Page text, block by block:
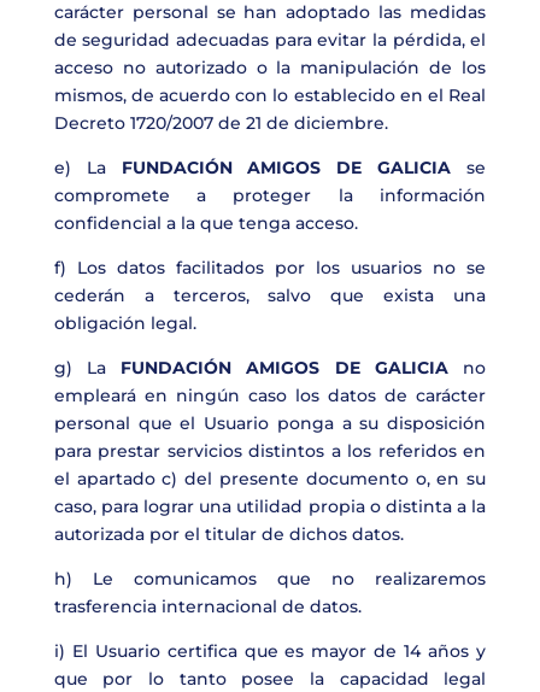
carácter personal se han adoptado las medidas
de seguridad adecuadas para evitar la pérdida, el
acceso no autorizado o la manipulación de los
mismos, de acuerdo con lo establecido en el Real
Decreto 1720/2007 de 21 de diciembre.
e) La FUNDACIÓN AMIGOS DE GALICIAse
compromete a proteger la información
confidencial a la que tenga acceso.
f) Los datos facilitados por los usuarios no se
cederán a terceros, salvo que exista una
obligación legal.
g) La FUNDACIÓN AMIGOS DE GALICIA no
empleará en ningún caso los datos de carácter
personal que el Usuario ponga a su disposición
para prestar servicios distintos a los referidos en
el apartado c) del presente documento o, en su
caso, para lograr una utilidad propia o distinta a la
autorizada por el titular de dichos datos.
h) Le comunicamos que no realizaremos
trasferencia internacional de datos.
i) El Usuario certifica que es mayor de 14 años y
que por lo tanto posee la capacidad legal